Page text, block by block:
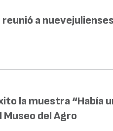
reunió a
la muestra “Había
del Agro